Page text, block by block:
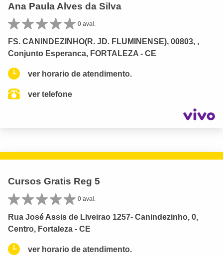
Ana Paula Alves da Silva
0 aval.
FS. CANINDEZINHO(R. JD. FLUMINENSE), 00803, ,
Conjunto Esperanca, FORTALEZA - CE
ver horario de atendimento.
ver telefone
Cursos Gratis Reg 5
0 aval.
Rua José Assis de Liveirao 1257- Canindezinho, 0,
Centro, Fortaleza - CE
ver horario de atendimento.